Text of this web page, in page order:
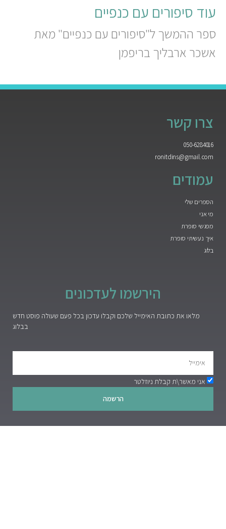
עוד סיפורים עם כנפיים
ספר ההמשך ל"סיפורים עם כנפיים" מאת
אשכר ארבליך בריפמן
צרו קשר
050-6284016
ronitdins@gmail.com
עמודים
הספרים שלי
מי אני
מפגשי סופרת
איך נעשיתי סופרת
הירשמו לעדכונים
מלאו את כתובת האימייל שלכם וקבלו עדכון בכל פעם שעולה פוסט חדש
בבלוג
אני מאשר\ת קבלת ניוזלטר
הרשמה